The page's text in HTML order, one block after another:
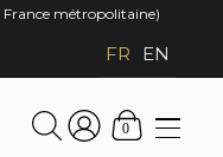
France métropolitaine)
FR EN
0